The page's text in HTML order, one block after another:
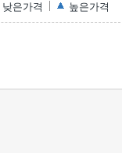
낮은가격 높은가격